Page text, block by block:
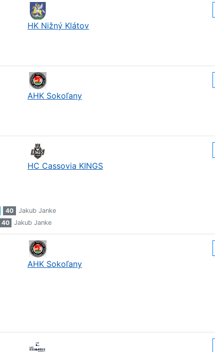
HK Nižný Klátov
AHK Sokoľany
HC Cassovia KINGS
40
Jakub Janke
40 Jakub Janke
AHK Sokoľany